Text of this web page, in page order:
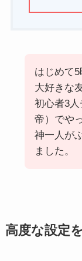
はじめて
大好きな
初心者3
帝）でや
神一人が
ました。
高度な設定